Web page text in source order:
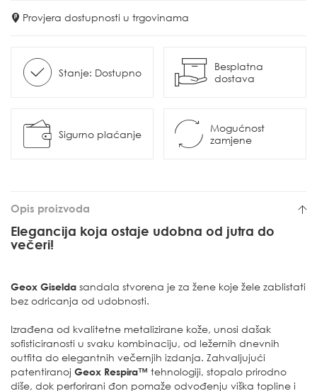
Provjera dostupnosti u trgovinama
Stanje: Dostupno
Besplatna
dostava
Sigurno plaćanje
Mogućnost
zamjene
Opis proizvoda
Elegancija koja ostaje udobna od jutra do
večeri!
Geox Giselda sandala stvorena je za žene koje žele zablistati
bez odricanja od udobnosti.
Izrađena od kvalitetne metalizirane kože, unosi dašak
sofisticiranosti u svaku kombinaciju, od ležernih dnevnih
outfita do elegantnih večernjih izdanja. Zahvaljujući
patentiranoj Geox Respira™ tehnologiji, stopalo prirodno
diše, dok perforirani đon pomaže odvođenju viška topline i